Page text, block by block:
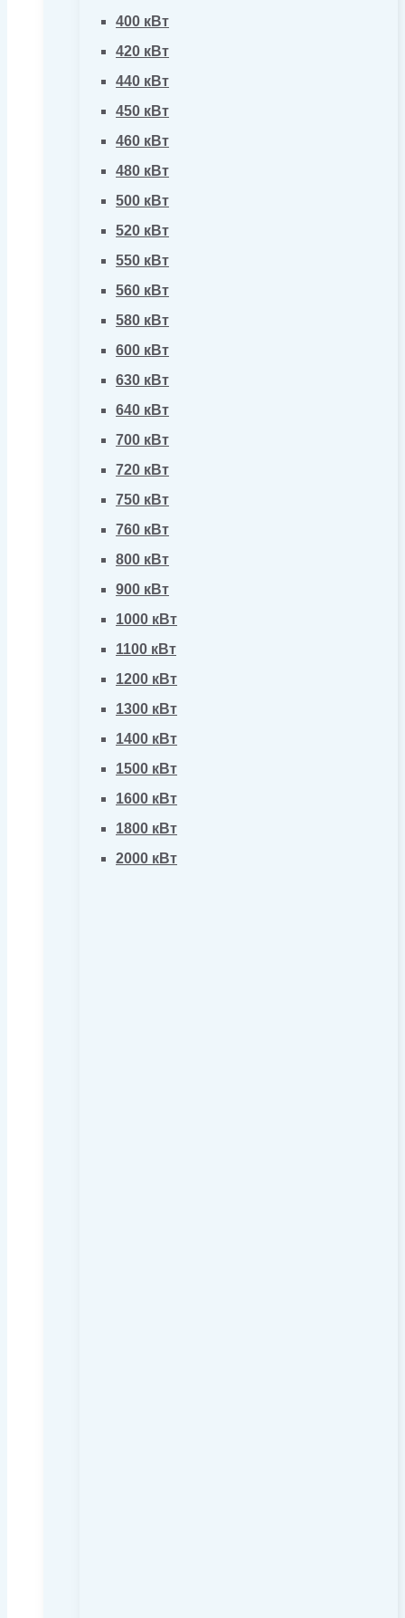
400 кВт
420 кВт
440 кВт
450 кВт
460 кВт
480 кВт
500 кВт
520 кВт
550 кВт
560 кВт
580 кВт
600 кВт
630 кВт
640 кВт
700 кВт
720 кВт
750 кВт
760 кВт
800 кВт
900 кВт
1000 кВт
1100 кВт
1200 кВт
1300 кВт
1400 кВт
1500 кВт
1600 кВт
1800 кВт
2000 кВт